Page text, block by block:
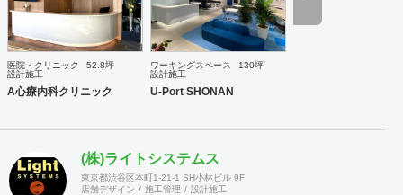
トさせていただきます。
医院・クリニック
52.8坪
設計施工
A心療内科クリニック
ワーキングスペース
130坪
設計施工
U-Port SHONAN
(株)ライトシステムス
東京都渋谷区本町1-21-1 SH小林ビル 9F
店舗デザイン
施工管理 設計施工